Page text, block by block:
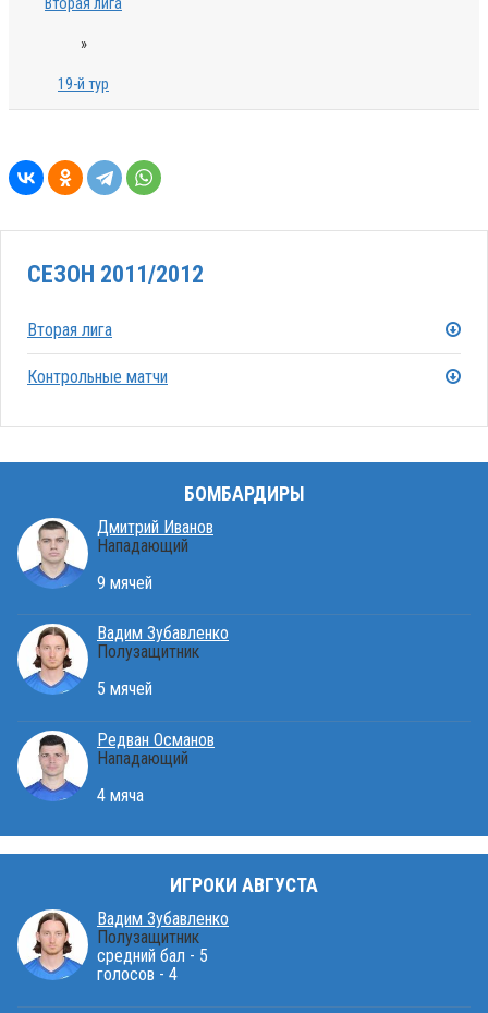
»
19-й тур
СЕЗОН 2011/2012
Вторая лига
Контрольные матчи
БОМБАРДИРЫ
Дмитрий Иванов
Нападающий
9 мячей
Вадим Зубавленко
Полузащитник
5 мячей
Редван Османов
Нападающий
4 мяча
ИГРОКИ АВГУСТА
Вадим Зубавленко
Полузащитник
средний бал - 5
голосов - 4